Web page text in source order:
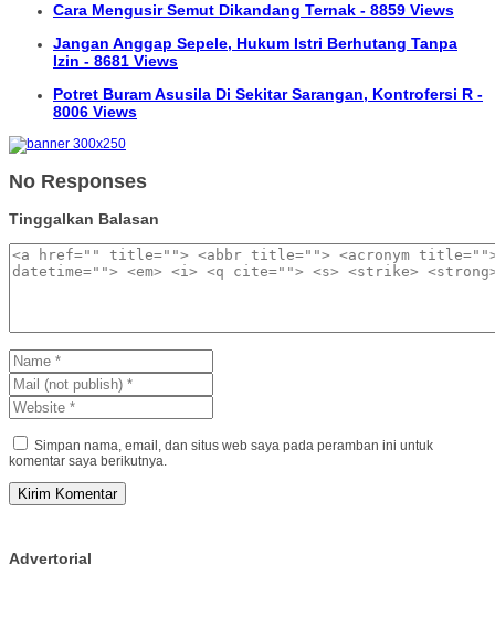
Cara Mengusir Semut Dikandang Ternak - 8859 Views
Jangan Anggap Sepele, Hukum Istri Berhutang Tanpa
Izin - 8681 Views
Potret Buram Asusila Di Sekitar Sarangan, Kontrofersi R -
8006 Views
No Responses
Tinggalkan Balasan
Simpan nama, email, dan situs web saya pada peramban ini untuk
komentar saya berikutnya.
Advertorial